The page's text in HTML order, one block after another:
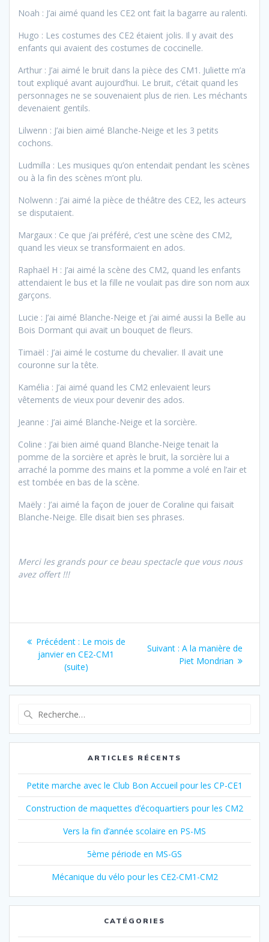
Noah : J’ai aimé quand les CE2 ont fait la bagarre au ralenti.
Hugo : Les costumes des CE2 étaient jolis. Il y avait des
enfants qui avaient des costumes de coccinelle.
Arthur : J’ai aimé le bruit dans la pièce des CM1. Juliette m’a
tout expliqué avant aujourd’hui. Le bruit, c’était quand les
personnages ne se souvenaient plus de rien. Les méchants
devenaient gentils.
Lilwenn : J’ai bien aimé Blanche-Neige et les 3 petits
cochons.
Ludmilla : Les musiques qu’on entendait pendant les scènes
ou à la fin des scènes m’ont plu.
Nolwenn : J’ai aimé la pièce de théâtre des CE2, les acteurs
se disputaient.
Margaux : Ce que j’ai préféré, c’est une scène des CM2,
quand les vieux se transformaient en ados.
Raphaël H : J’ai aimé la scène des CM2, quand les enfants
attendaient le bus et la fille ne voulait pas dire son nom aux
garçons.
Lucie : J’ai aimé Blanche-Neige et j’ai aimé aussi la Belle au
Bois Dormant qui avait un bouquet de fleurs.
Timaël : J’ai aimé le costume du chevalier. Il avait une
couronne sur la tête.
Kamélia : J’ai aimé quand les CM2 enlevaient leurs
vêtements de vieux pour devenir des ados.
Jeanne : J’ai aimé Blanche-Neige et la sorcière.
Coline : J’ai bien aimé quand Blanche-Neige tenait la
pomme de la sorcière et après le bruit, la sorcière lui a
arraché la pomme des mains et la pomme a volé en l’air et
est tombée en bas de la scène.
Maëly : J’ai aimé la façon de jouer de Coraline qui faisait
Blanche-Neige. Elle disait bien ses phrases.
Merci les grands pour ce beau spectacle que vous nous
avez offert !!!
Navigation
l’article
Précédent : Article
précédent
:
Le mois de
janvier en CE2-CM1
(suite)
Suivant : Article
suivant
A la manière de
Piet Mondrian
:
ARTICLES RÉCENTS
Petite marche avec le Club Bon Accueil pour les CP-CE1
Construction de maquettes d’écoquartiers pour les CM2
Vers la fin d’année scolaire en PS-MS
5ème période en MS-GS
Mécanique du vélo pour les CE2-CM1-CM2
CATÉGORIES